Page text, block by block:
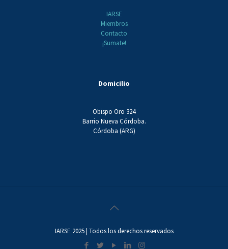
IARSE
Miembros
Contacto
¡Sumate!
Domicilio
Obispo Oro 324
Barrio Nueva Córdoba.
Córdoba (ARG)
IARSE 2025 | Todos los derechos reservados